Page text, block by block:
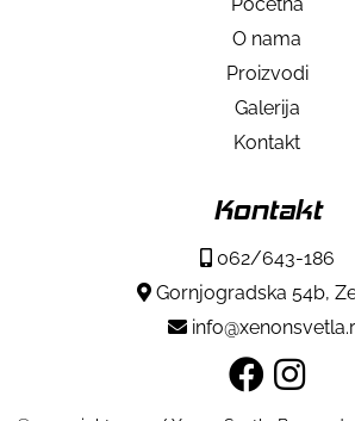
O nama
Proizvodi
Galerija
Kontakt
Kontakt
062/643-186
Gornjogradska 54b,